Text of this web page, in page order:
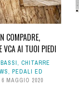
COMPADRE,
VCA AI TUOI PIEDI
,CHITARRE
, PEDALI ED
6 MAGGIO 2020